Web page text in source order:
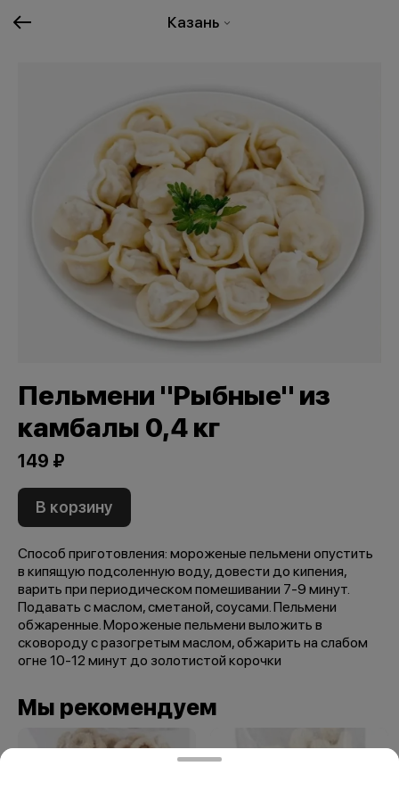
Казань
Пельмени "Рыбные" из
камбалы 0,4 кг
149 ₽
В корзину
Способ приготовления: мороженые пельмени опустить
в кипящую подсоленную воду, довести до кипения,
варить при периодическом помешивании 7-9 минут.
Подавать с маслом, сметаной, соусами. Пельмени
обжаренные. Мороженые пельмени выложить в
сковороду с разогретым маслом, обжарить на слабом
огне 10-12 минут до золотистой корочки
Мы рекомендуем